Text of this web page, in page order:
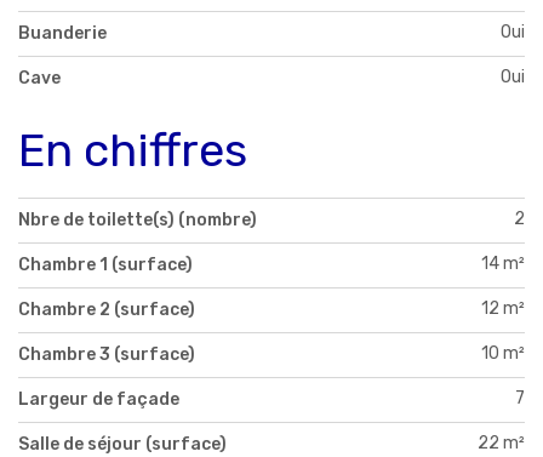
Buanderie Oui
Cave Oui
En chiffres
Nbre de toilette(s) (nombre) 2
Chambre 1 (surface) 14 m²
Chambre 2 (surface) 12 m²
Chambre 3 (surface) 10 m²
Largeur de façade 7
Salle de séjour (surface) 22 m²